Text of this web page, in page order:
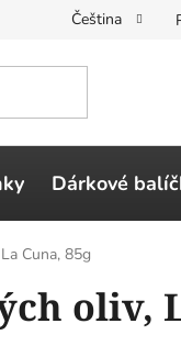
Čeština
Dárkové
Cuna, 85g
oliv,